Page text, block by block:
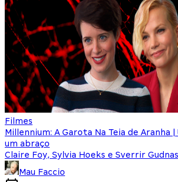
Filmes
Millennium: A Garota Na Teia de Aranha
um abraço
Claire Foy, Sylvia Hoeks e Sverrir
Mau Faccio